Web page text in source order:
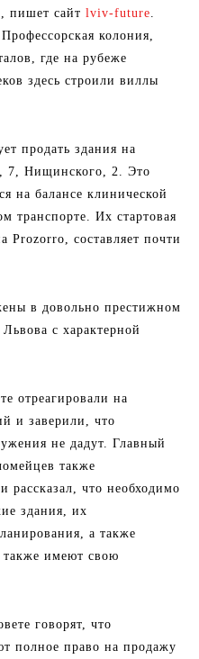
пишет сайт lviv-future.
колония,
где на рубеже
здесь строили виллы
продать здания на
7, Нищинского, 2. Это
на балансе клинической
транспорте. Их стартовая
Prozorro, составляет почти
в довольно престижном
с характерной
отреагировали на
и заверили, что
не дадут. Главный
также
рассказал, что необходимо
здания, их
а также
также имеют свою
говорят, что
полное право на продажу